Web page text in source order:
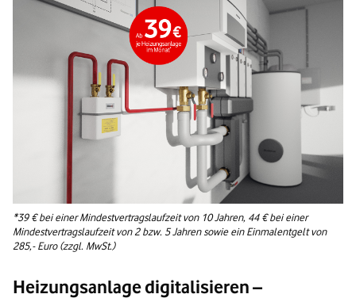
*39 € bei einer Mindestvertragslaufzeit von 10 Jahren, 44 € bei einer
Mindestvertragslaufzeit von 2 bzw. 5 Jahren sowie ein Einmalentgelt von
285,- Euro (zzgl. MwSt.)
Heizungsanlage digitalisieren –